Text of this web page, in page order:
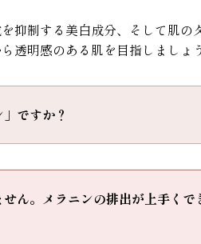
抑制する美白成分、そして肌の
透明感のある肌を目指しましょ
ですか？
せん。メラニンの排出が上手く